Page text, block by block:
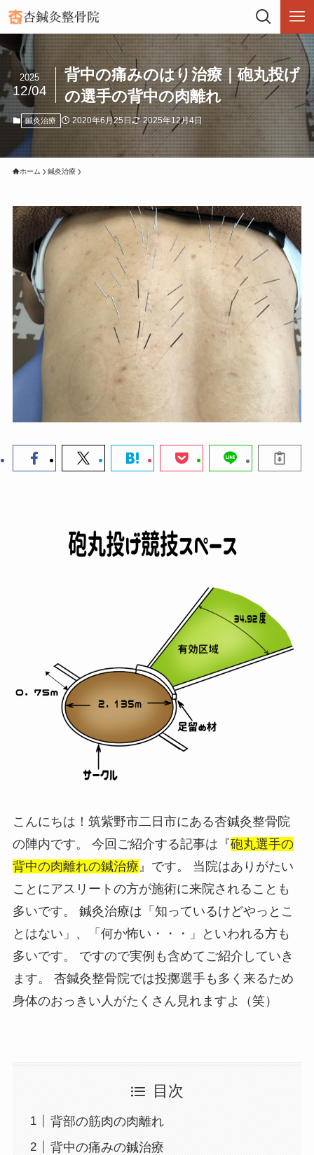
背中の痛みのはり治療｜砲丸投げ
の選手の背中の肉離れ
2025
12/04
鍼灸治療 2020年6月25日 2025年12月4日
ホーム 鍼灸治療
こんにちは！筑紫野市二日市にある杏鍼灸整骨院
の陣内です。 今回ご紹介する記事は『砲丸選手の
背中の肉離れの鍼治療』です。 当院はありがたい
ことにアスリートの方が施術に来院されることも
多いです。 鍼灸治療は「知っているけどやっとこ
とはない」、「何か怖い・・・」といわれる方も
多いです。 ですので実例も含めてご紹介していき
ます。 杏鍼灸整骨院では投擲選手も多く来るため
身体のおっきい人がたくさん見れますよ（笑）
目次
背部の筋肉の肉離れ
背中の痛みの鍼治療